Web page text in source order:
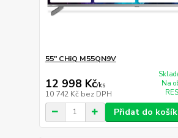
55" CHiQ M55QN9V
12 998 Kč/ks
10 742 Kč bez DPH
Na
Přidat do